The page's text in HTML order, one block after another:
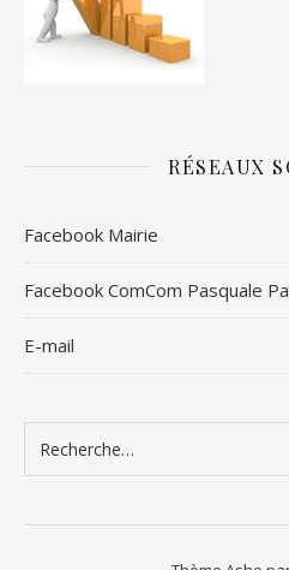
RÉSEAUX
Facebook Mairie
Facebook ComCom Pasquale
E-mail